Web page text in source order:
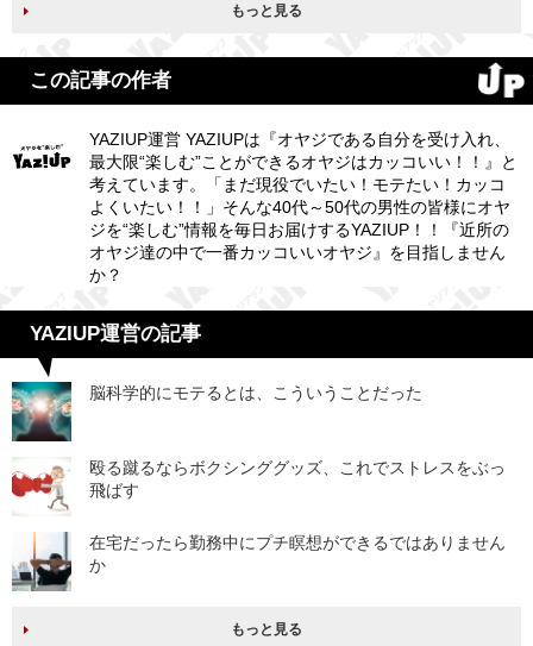
もっと見る
この記事の作者
YAZIUP運営 YAZIUPは『オヤジである自分を受け入れ、
最大限“楽しむ”ことができるオヤジはカッコいい！！』と
考えています。「まだ現役でいたい！モテたい！カッコ
よくいたい！！」そんな40代～50代の男性の皆様にオヤ
ジを“楽しむ”情報を毎日お届けするYAZIUP！！『近所の
オヤジ達の中で一番カッコいいオヤジ』を目指しません
か？
YAZIUP運営の記事
脳科学的にモテるとは、こういうことだった
殴る蹴るならボクシンググッズ、これでストレスをぶっ
飛ばす
在宅だったら勤務中にプチ瞑想ができるではありません
か
もっと見る